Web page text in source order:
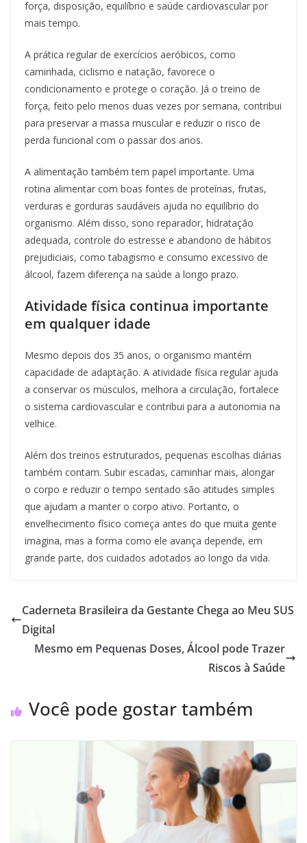
força, disposição, equilíbrio e saúde cardiovascular por
mais tempo.
A prática regular de exercícios aeróbicos, como
caminhada, ciclismo e natação, favorece o
condicionamento e protege o coração. Já o treino de
força, feito pelo menos duas vezes por semana, contribui
para preservar a massa muscular e reduzir o risco de
perda funcional com o passar dos anos.
A alimentação também tem papel importante. Uma
rotina alimentar com boas fontes de proteínas, frutas,
verduras e gorduras saudáveis ajuda no equilíbrio do
organismo. Além disso, sono reparador, hidratação
adequada, controle do estresse e abandono de hábitos
prejudiciais, como tabagismo e consumo excessivo de
álcool, fazem diferença na saúde a longo prazo.
Atividade física continua importante
em qualquer idade
Mesmo depois dos 35 anos, o organismo mantém
capacidade de adaptação. A atividade física regular ajuda
a conservar os músculos, melhora a circulação, fortalece
o sistema cardiovascular e contribui para a autonomia na
velhice.
Além dos treinos estruturados, pequenas escolhas diárias
também contam. Subir escadas, caminhar mais, alongar
o corpo e reduzir o tempo sentado são atitudes simples
que ajudam a manter o corpo ativo. Portanto, o
envelhecimento físico começa antes do que muita gente
imagina, mas a forma como ele avança depende, em
grande parte, dos cuidados adotados ao longo da vida.
Caderneta Brasileira da Gestante Chega ao Meu SUS
Digital
Mesmo em Pequenas Doses, Álcool pode Trazer
Riscos à Saúde
Você pode gostar também